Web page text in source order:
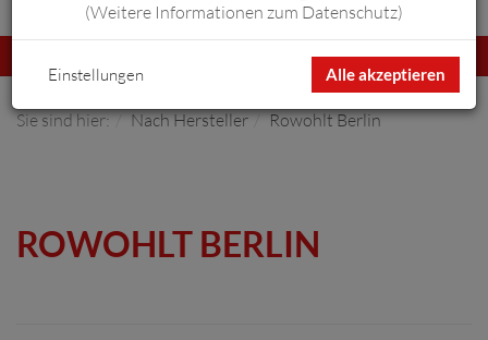
umschalten
Sie sind hier: Nach Hersteller Rowohlt Berlin
ROWOHLT BERLIN
(Weitere Informationen zum Datenschutz)
Alle akzeptieren
Einstellungen